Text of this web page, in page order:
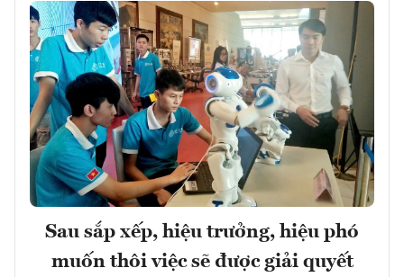
Sau sắp xếp, hiệu trưởng, hiệu phó
muốn thôi việc sẽ được giải quyết